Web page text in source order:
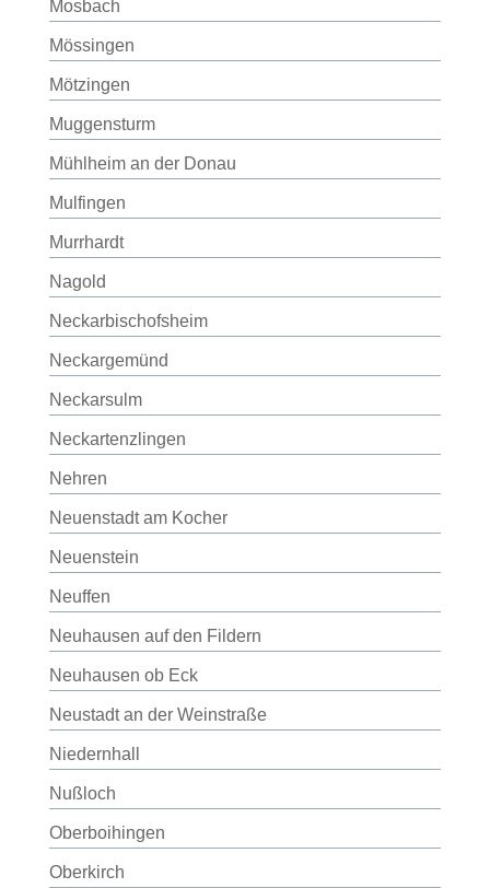
Mosbach
Mössingen
Mötzingen
Muggensturm
Mühlheim an der Donau
Mulfingen
Murrhardt
Nagold
Neckarbischofsheim
Neckargemünd
Neckarsulm
Neckartenzlingen
Nehren
Neuenstadt am Kocher
Neuenstein
Neuffen
Neuhausen auf den Fildern
Neuhausen ob Eck
Neustadt an der Weinstraße
Niedernhall
Nußloch
Oberboihingen
Oberkirch